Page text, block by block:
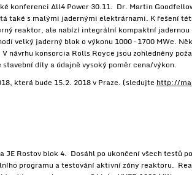
konferenci All4 Power 30.11. Dr. Martin
s malými jadernými elektrárnami. K řešení
reaktor, ale nabízí integrální kompaktní jadernou
velký jaderný blok o výkonu 1000 – 1700 MWe.
konsorcia Rolls Royce jsou zohledněny
díly a údajně vysoký poměr cena/výkon.
která bude 15.2. 2018 v Praze. (sledujte http://
Rostov blok 4. Dosáhl po ukončení všech testů
programu a testování aktivní zóny reaktoru.